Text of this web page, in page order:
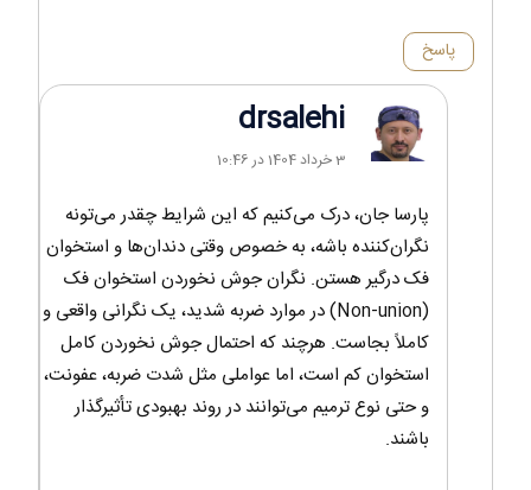
پاسخ
drsalehi
3 خرداد 1404 در 10:46
پارسا جان، درک می‌کنیم که این شرایط چقدر می‌تونه
نگران‌کننده باشه، به خصوص وقتی دندان‌ها و استخوان
فک درگیر هستن. نگران جوش نخوردن استخوان فک
(Non-union) در موارد ضربه شدید، یک نگرانی واقعی و
کاملاً بجاست. هرچند که احتمال جوش نخوردن کامل
استخوان کم است، اما عواملی مثل شدت ضربه، عفونت،
و حتی نوع ترمیم می‌توانند در روند بهبودی تأثیرگذار
باشند.